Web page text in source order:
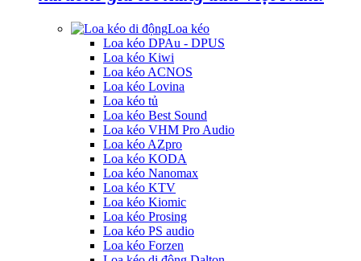
Loa kéo
Loa kéo DPAu - DPUS
Loa kéo Kiwi
Loa kéo ACNOS
Loa kéo Lovina
Loa kéo tủ
Loa kéo Best Sound
Loa kéo VHM Pro Audio
Loa kéo AZpro
Loa kéo KODA
Loa kéo Nanomax
Loa kéo KTV
Loa kéo Kiomic
Loa kéo Prosing
Loa kéo PS audio
Loa kéo Forzen